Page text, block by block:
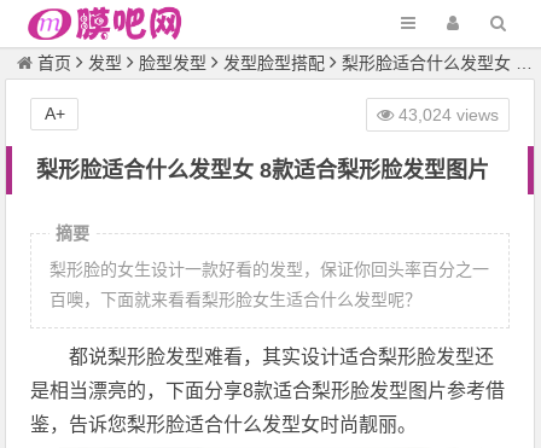
首页 发型 脸型发型 发型脸型搭配 梨形脸适合什么发型女 8款适合梨形脸发型图片
梨形脸适合什么发型女 8款适合梨形脸发型图片
43,024 views
A+
摘要
梨形脸的女生设计一款好看的发型，保证你回头率百分之一
百噢，下面就来看看梨形脸女生适合什么发型呢？
都说梨形脸发型难看，其实设计适合梨形脸发型还
是相当漂亮的，下面分享8款适合梨形脸发型图片参考借
鉴，告诉您梨形脸适合什么发型女时尚靓丽。